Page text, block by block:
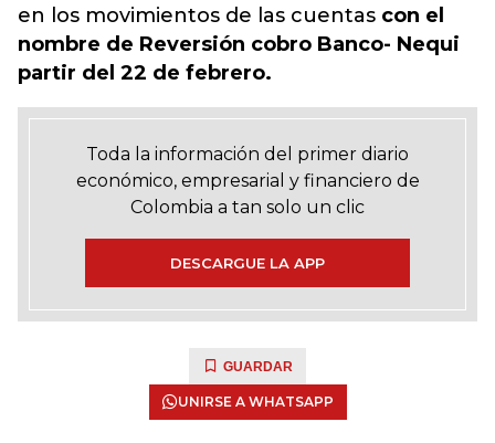
en los movimientos de las cuentas con el
nombre de Reversión cobro Banco- Nequi
partir del 22 de febrero.
Toda la información del primer diario
económico, empresarial y financiero de
Colombia a tan solo un clic
DESCARGUE LA APP
GUARDAR
UNIRSE A WHATSAPP